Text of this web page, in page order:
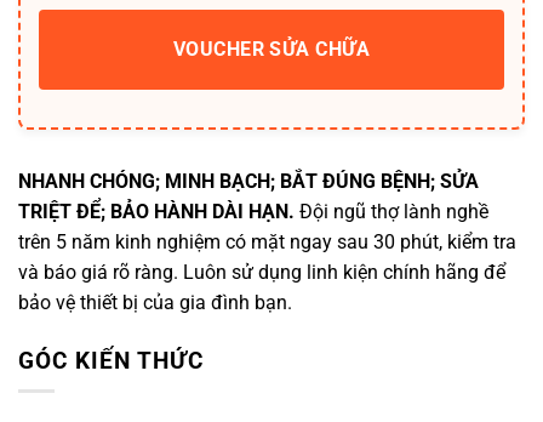
VOUCHER SỬA CHỮA
NHANH CHÓNG; MINH BẠCH; BẮT ĐÚNG BỆNH; SỬA
TRIỆT ĐỂ; BẢO HÀNH DÀI HẠN. Đội ngũ thợ lành nghề
trên 5 năm kinh nghiệm có mặt ngay sau 30 phút, kiểm tra
và báo giá rõ ràng. Luôn sử dụng linh kiện chính hãng để
bảo vệ thiết bị của gia đình bạn.
GÓC KIẾN THỨC